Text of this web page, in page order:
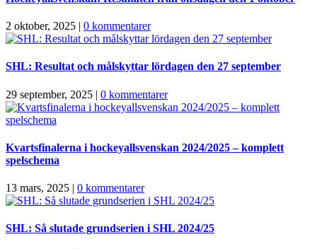
2 oktober, 2025 | 0 kommentarer
SHL: Resultat och målskyttar lördagen den 27 september
29 september, 2025 | 0 kommentarer
Kvartsfinalerna i hockeyallsvenskan 2024/2025 – komplett
spelschema
13 mars, 2025 | 0 kommentarer
SHL: Så slutade grundserien i SHL 2024/25